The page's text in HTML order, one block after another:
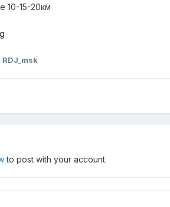
10-15-20км
to post with your account.